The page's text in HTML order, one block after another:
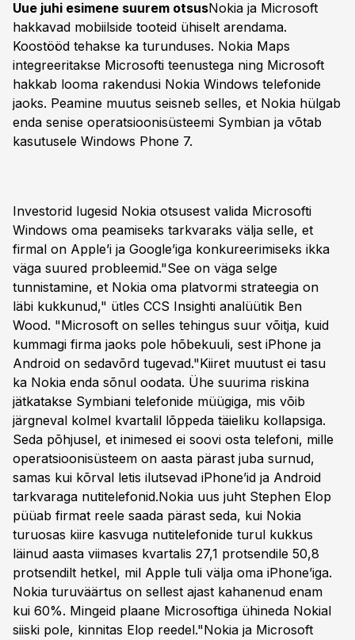
Uue juhi esimene suurem otsusNokia ja Microsoft
hakkavad mobiilside tooteid ühiselt arendama.
Koostööd tehakse ka turunduses. Nokia Maps
integreeritakse Microsofti teenustega ning Microsoft
hakkab looma rakendusi Nokia Windows telefonide
jaoks. Peamine muutus seisneb selles, et Nokia hülgab
enda senise operatsioonisüsteemi Symbian ja võtab
kasutusele Windows Phone 7.
Investorid lugesid Nokia otsusest valida Microsofti
Windows oma peamiseks tarkvaraks välja selle, et
firmal on Apple’i ja Google’iga konkureerimiseks ikka
väga suured probleemid."See on väga selge
tunnistamine, et Nokia oma platvormi strateegia on
läbi kukkunud," ütles CCS Insighti analüütik Ben
Wood. "Microsoft on selles tehingus suur võitja, kuid
kummagi firma jaoks pole hõbekuuli, sest iPhone ja
Android on sedavõrd tugevad."Kiiret muutust ei tasu
ka Nokia enda sõnul oodata. Ühe suurima riskina
jätkatakse Symbiani telefonide müügiga, mis võib
järgneval kolmel kvartalil lõppeda täieliku kollapsiga.
Seda põhjusel, et inimesed ei soovi osta telefoni, mille
operatsioonisüsteem on aasta pärast juba surnud,
samas kui kõrval letis ilutsevad iPhone’id ja Android
tarkvaraga nutitelefonid.Nokia uus juht Stephen Elop
püüab firmat reele saada pärast seda, kui Nokia
turuosas kiire kasvuga nutitelefonide turul kukkus
läinud aasta viimases kvartalis 27,1 protsendile 50,8
protsendilt hetkel, mil Apple tuli välja oma iPhone’iga.
Nokia turuväärtus on sellest ajast kahanenud enam
kui 60%. Mingeid plaane Microsoftiga ühineda Nokial
siiski pole, kinnitas Elop reedel."Nokia ja Microsoft